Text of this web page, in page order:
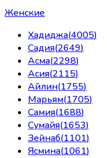
Женские
Хадиджа(4005)
Садия(2649)
Асма(2298)
Асия(2115)
Айлин(1755)
Марьям(1705)
Самия(1688)
Сумайя(1653)
Зейнаб(1101)
Ясмина(1061)